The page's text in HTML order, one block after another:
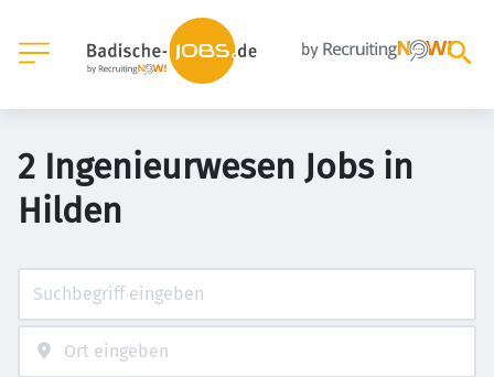
2 Ingenieurwesen Jobs in
Hilden